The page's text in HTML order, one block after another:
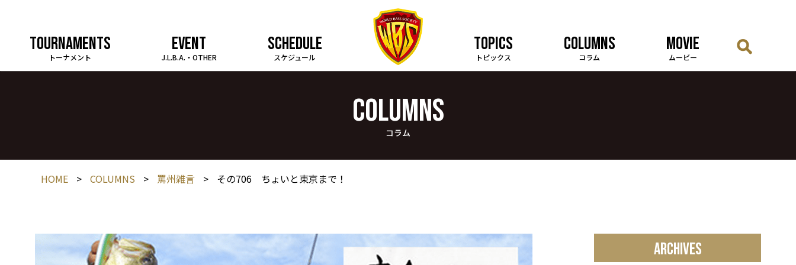
TOURNAMENTS
トーナメント
EVENT
J.L.B.A.・OTHER
SCHEDULE
スケジュール
TOPICS
トピックス
COLUMNS
コラム
MOVIE
ムービー
COLUMNS
コラム
HOME > COLUMNS > 罵州雑言 > その706 ちょいと東京まで！
ARCHIVES